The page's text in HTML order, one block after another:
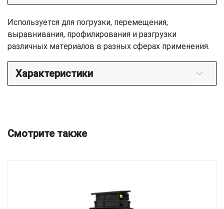
Используется для погрузки, перемещения,
выравнивания, профилирования и разгрузки
различных материалов в разных сферах применения.
Характеристики
Смотрите также